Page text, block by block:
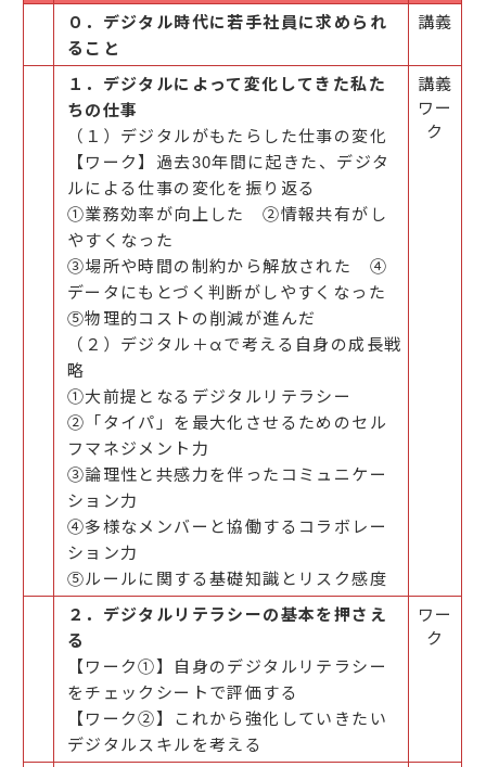
０．デジタル時代に若手社員に求められ
ること
講義
１．デジタルによって変化してきた私た
ちの仕事
（１）デジタルがもたらした仕事の変化
【ワーク】過去30年間に起きた、デジタ
ルによる仕事の変化を振り返る
①業務効率が向上した ②情報共有がし
やすくなった
③場所や時間の制約から解放された ④
データにもとづく判断がしやすくなった
⑤物理的コストの削減が進んだ
（２）デジタル＋αで考える自身の成長戦
略
①大前提となるデジタルリテラシー
②「タイパ」を最大化させるためのセル
フマネジメント力
③論理性と共感力を伴ったコミュニケー
ション力
④多様なメンバーと協働するコラボレー
ション力
⑤ルールに関する基礎知識とリスク感度
講義
ワー
ク
２．デジタルリテラシーの基本を押さえ
る
【ワーク①】自身のデジタルリテラシー
をチェックシートで評価する
【ワーク②】これから強化していきたい
デジタルスキルを考える
ワー
ク